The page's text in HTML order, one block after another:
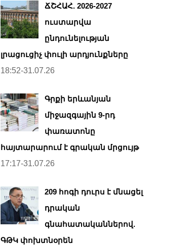
ՃՇՀԱՀ. 2026-2027
ուստարվա
ընդունելության
լրացուցիչ փուլի արդյունքները
18:52-31.07.26
Գրքի երևանյան
միջազգային 9-րդ
փառատոնը
հայտարարում է գրական մրցույթ
17:17-31.07.26
209 հոգի դուրս է մնացել
դրական
գնահատականներով.
ԳԹԿ փոխտնօրեն